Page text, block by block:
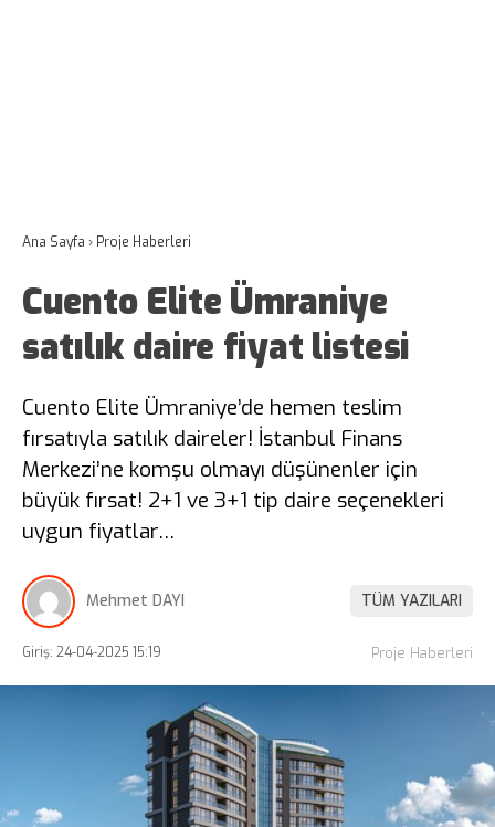
Ana Sayfa › Proje Haberleri
Cuento Elite Ümraniye
satılık daire fiyat listesi
Cuento Elite Ümraniye’de hemen teslim
fırsatıyla satılık daireler! İstanbul Finans
Merkezi’ne komşu olmayı düşünenler için
büyük fırsat! 2+1 ve 3+1 tip daire seçenekleri
uygun fiyatlar…
Mehmet DAYI TÜM YAZILARI
Giriş: 24-04-2025 15:19 Proje Haberleri